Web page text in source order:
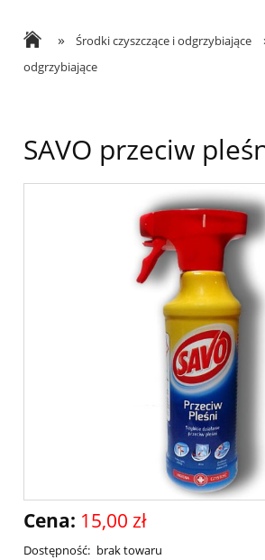
» Środki czyszczące i odgrzybiające
odgrzybiające
SAVO przeciw
Cena: 15,00 zł
Dostępność: brak towaru